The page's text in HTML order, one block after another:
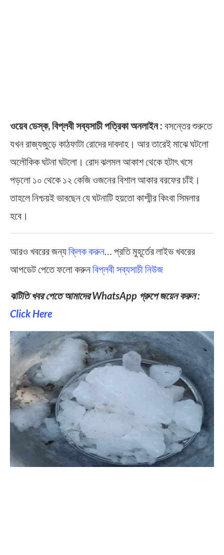
ওয়েব ডেস্ক, বিপ্লবী সব্যসাচী পত্রিকা অনলাইন : বসন্তের শুরুতে
যখন রাজ্যজুড়ে কাঠফাটা রোদের দাবদাহ। আর তারেই মাঝে ঘটলো
অলৌকিক ঘটনা ঘটলো। রোদ ঝলমল আকাশ থেকে হটাৎ খসে
পড়লো ১০ থেকে ১২ কেজি ওজনের বিশাল আকার বরফের চাঁই।
তাহলে নিশ্চয়ই ভাবছেন যে ঘটনাটি হয়তো কাশ্মীর কিংবা সিমলার
হবে।
আরও খবরের জন্যক্লিক করুন… প্রতি মুহূর্তের লাইভ খবরের
আপডেট পেতে ফলো করুনবিপ্লবী সব্যসাচী নিউজ
ঝটিতি খবর পেতে আমাদের WhatsApp গ্রুপে জয়েন করুন :
Click Here